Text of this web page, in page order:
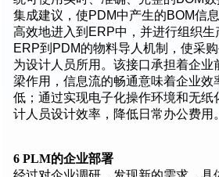
集成建议，使PDM中产生的BOM信
高效地进入到ERP中，并进行组织
ERP到PDM的物料导人机制，使采
为设计人员所用。该接口承担着企业
梁作用，信息流的畅通意味着企业效
低；通过实现电子化操作环境和无纸
计人员设计效率，降低日常办公费用。
6 PLM的企业部署